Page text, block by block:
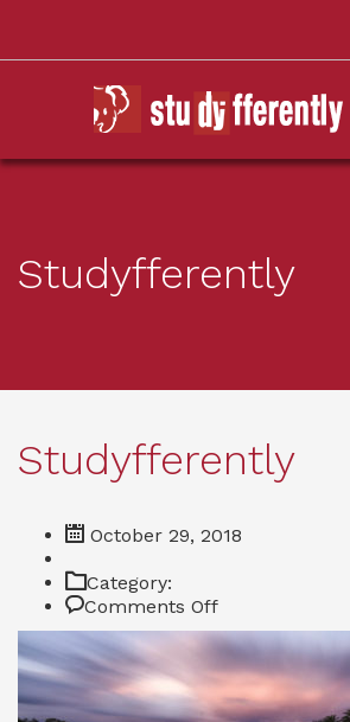
Studyfferently
Studyfferently
October 29, 2018
Category:
Comments Offon
Studyfferently